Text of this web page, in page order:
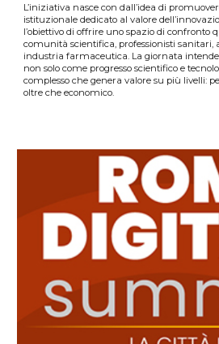
L’iniziativa nasce con dall’idea di
istituzionale dedicato al valore
l’obiettivo di offrire uno spazio di confronto
comunità scientifica, professionisti sanitari,
industria farmaceutica. La giornata
non solo come progresso scientifico e
complesso che genera valore su più livelli:
oltre che economico.